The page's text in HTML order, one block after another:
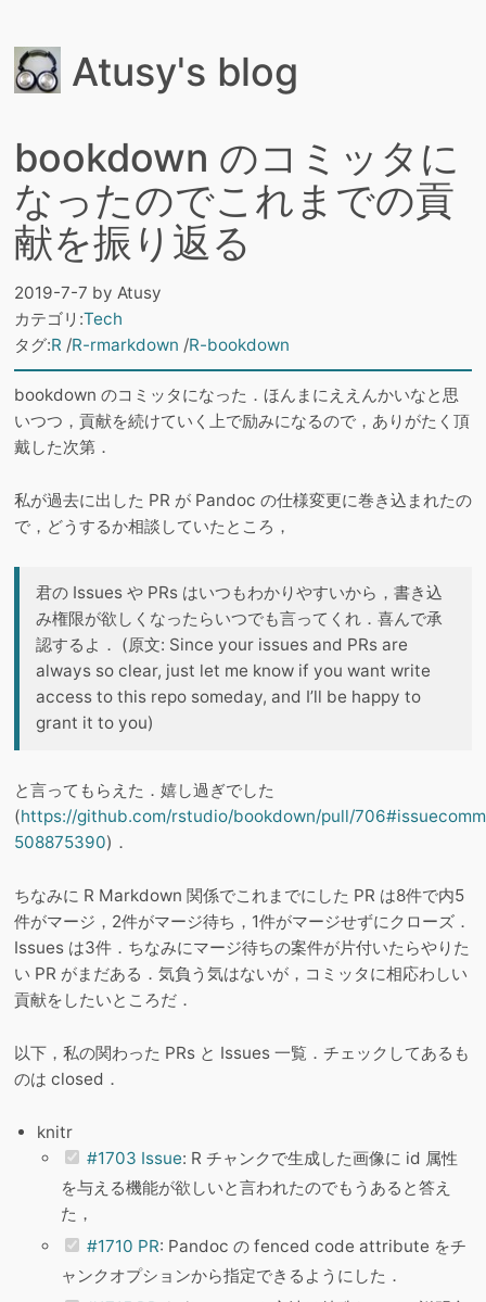
Atusy's blog
bookdown のコミッタに
なったのでこれまでの貢
献を振り返る
2019-7-7 by Atusy
カテゴリ:Tech
タグ:R R-rmarkdown R-bookdown
bookdown のコミッタになった．ほんまにええんかいなと思
いつつ，貢献を続けていく上で励みになるので，ありがたく頂
戴した次第．
私が過去に出した PR が Pandoc の仕様変更に巻き込まれたの
で，どうするか相談していたところ，
君の Issues や PRs はいつもわかりやすいから，書き込
み権限が欲しくなったらいつでも言ってくれ．喜んで承
認するよ． (原文: Since your issues and PRs are
always so clear, just let me know if you want write
access to this repo someday, and I’ll be happy to
grant it to you)
と言ってもらえた．嬉し過ぎでした
(https://github.com/rstudio/bookdown/pull/
508875390)．
ちなみに R Markdown 関係でこれまでにした PR は8件で内5
件がマージ，2件がマージ待ち，1件がマージせずにクローズ．
Issues は3件．ちなみにマージ待ちの案件が片付いたらやりた
い PR がまだある．気負う気はないが，コミッタに相応わしい
貢献をしたいところだ．
以下，私の関わった PRs と Issues 一覧．チェックしてあるも
のは closed．
knitr
#1703 Issue: R チャンクで生成した画像に id 属性
を与える機能が欲しいと言われたのでもうあると答え
た，
#1710 PR: Pandoc の fenced code attribute をチ
ャンクオプションから指定できるようにした．